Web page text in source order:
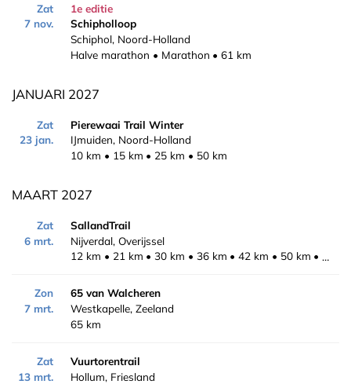
Zat
7 nov.
1e editie
Schipholloop
Schiphol, Noord-Holland
Halve marathon
Marathon 61 km
JANUARI 2027
Zat
23 jan.
Pierewaai Trail Winter
IJmuiden, Noord-Holland
10 km
15 km 25 km 50 km
MAART 2027
Zat
6 mrt.
SallandTrail
Nijverdal, Overijssel
12 km
21 km 30 km 36 km 42 km 50 km
Zon
7 mrt.
65 van Walcheren
Westkapelle, Zeeland
65 km
Zat
13 mrt.
Vuurtorentrail
Hollum, Friesland